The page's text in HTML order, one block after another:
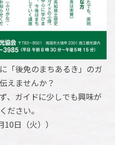
「後免のまちあるき」のガ
えませんか？
、ガイドに少しでも興味が
ださい。
10日（火））